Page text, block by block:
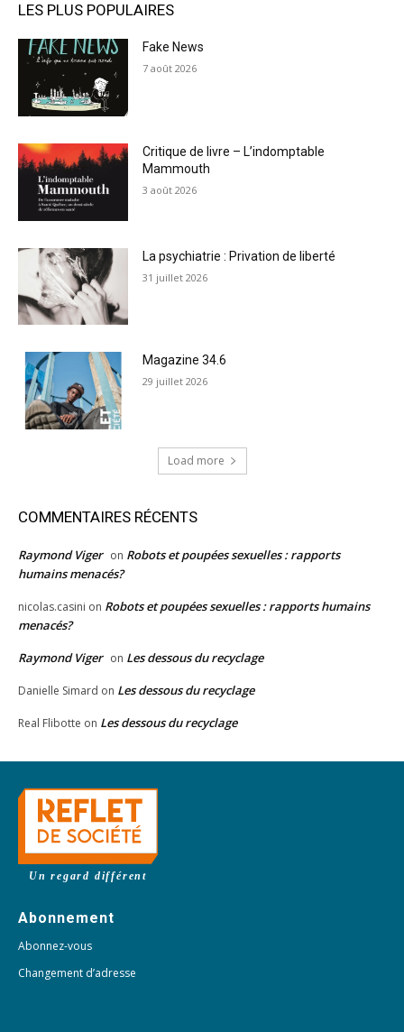
LES PLUS POPULAIRES
Fake News
7 août 2026
Critique de livre – L’indomptable
Mammouth
3 août 2026
La psychiatrie : Privation de liberté
31 juillet 2026
Magazine 34.6
29 juillet 2026
Load more
COMMENTAIRES RÉCENTS
Raymond Viger on Robots et poupées sexuelles : rapports
humains menacés?
nicolas.casini on Robots et poupées sexuelles : rapports humains
menacés?
Raymond Viger on Les dessous du recyclage
Danielle Simard on Les dessous du recyclage
Real Flibotte on Les dessous du recyclage
Un regard différent
Abonnement
Abonnez-vous
Changement d’adresse